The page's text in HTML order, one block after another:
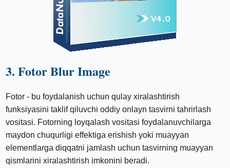
3. Fotor Blur Image
Fotor - bu foydalanish uchun qulay xiralashtirish
funksiyasini taklif qiluvchi oddiy onlayn tasvirni tahrirlash
vositasi. Fotorning loyqalash vositasi foydalanuvchilarga
maydon chuqurligi effektiga erishish yoki muayyan
elementlarga diqqatni jamlash uchun tasvirning muayyan
qismlarini xiralashtirish imkonini beradi.